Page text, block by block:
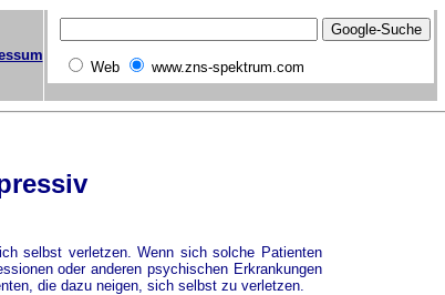
Web www.zns-spektrum.com
selbst verletzen. Wenn sich solche Patienten
oder anderen psychischen Erkrankungen
die dazu neigen, sich selbst zu verletzen.